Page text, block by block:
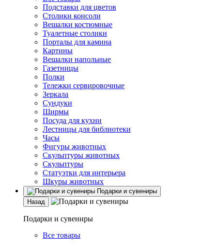
Подставки для цветов
Столики консоли
Вешалки костюмные
Туалетные столики
Порталы для камина
Картины
Вешалки напольные
Газетницы
Полки
Тележки сервировочные
Зеркала
Сундуки
Ширмы
Посуда для кухни
Лестницы для библиотеки
Часы
Фигуры животных
Скульптуры животных
Скульптуры
Статуэтки для интерьера
Шкуры животных
Подарки и сувениры
Назад
Подарки и сувениры
Все товары